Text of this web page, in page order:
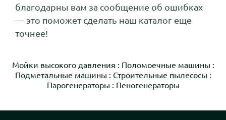
благодарны вам за сообщение об ошибках
— это поможет сделать наш каталог еще
точнее!
Мойки высокого давления : Поломоечные машины :
Подметальные машины : Строительные пылесосы :
Парогенераторы : Пеногенераторы